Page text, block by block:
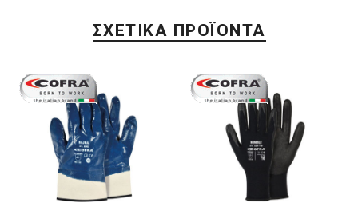
ΣΧΕΤΙΚΆ ΠΡΟΪΌΝΤΑ